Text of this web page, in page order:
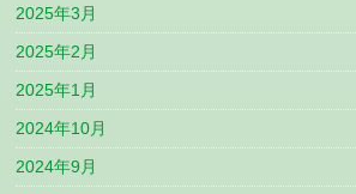
2025年3月
2025年2月
2025年1月
2024年10月
2024年9月